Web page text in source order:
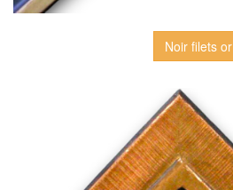
Noir filets or